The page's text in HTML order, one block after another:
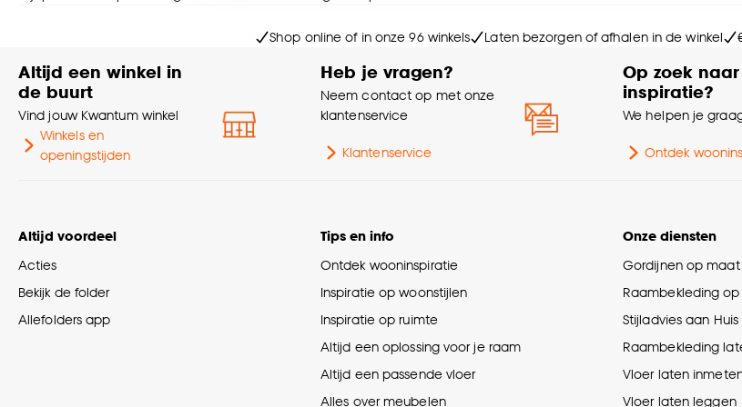
Goed om te weten is dat je deze keuze altijd nog kan aanpassen, bekijk
Shop online of in onze 96 winkels Laten bezorgen of afhalen in de winkel
Altijd een winkel in
de buurt
Vind jouw Kwantum winkel
Winkels en
openingstijden
Heb je vragen?
Neem contact op met onze
klantenservice
Klantenservice
Op zoek naar
inspiratie?
We helpen je
Ontdek
Altijd voordeel
Acties
Bekijk de folder
Allefolders app
Tips en info
Ontdek wooninspiratie
Inspiratie op woonstijlen
Inspiratie op ruimte
Altijd een oplossing voor je raam
Altijd een passende vloer
Alles over meubelen
Onze diensten
Gordijnen op maat
Raambekleding
Stijladvies aan Huis
Raambekleding
Vloer laten
Vloer laten leggen